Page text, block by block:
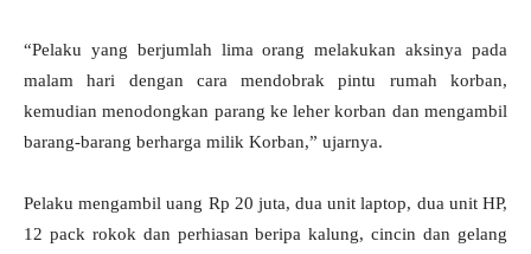
“Pelaku yang berjumlah lima orang melakukan aksinya pada
malam hari dengan cara mendobrak pintu rumah korban,
kemudian menodongkan parang ke leher korban dan mengambil
barang-barang berharga milik Korban,” ujarnya.
Pelaku mengambil uang Rp 20 juta, dua unit laptop, dua unit HP,
12 pack rokok dan perhiasan beripa kalung, cincin dan gelang